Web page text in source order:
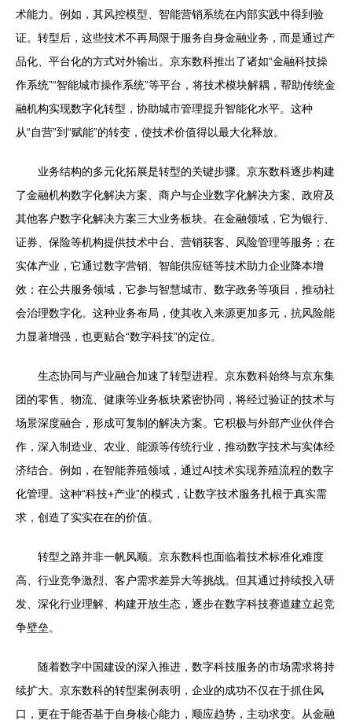
术能力。例如，其风控模型、智能营销系统在内部实践中得到验
证。转型后，这些技术不再局限于服务自身金融业务，而是通过产
品化、平台化的方式对外输出。京东数科推出了诸如“金融科技操
作系统”“智能城市操作系统”等平台，将技术模块解耦，帮助传统金
融机构实现数字化转型，协助城市管理提升智能化水平。这种
从“自营”到“赋能”的转变，使技术价值得以最大化释放。
业务结构的多元化拓展是转型的关键步骤。京东数科逐步构建
了金融机构数字化解决方案、商户与企业数字化解决方案、政府及
其他客户数字化解决方案三大业务板块。在金融领域，它为银行、
证券、保险等机构提供技术中台、营销获客、风险管理等服务；在
实体产业，它通过数字营销、智能供应链等技术助力企业降本增
效；在公共服务领域，它参与智慧城市、数字政务等项目，推动社
会治理数字化。这种业务布局，使其收入来源更加多元，抗风险能
力显著增强，也更贴合“数字科技”的定位。
生态协同与产业融合加速了转型进程。京东数科始终与京东集
团的零售、物流、健康等业务板块紧密协同，将经过验证的技术与
场景深度融合，形成可复制的解决方案。它积极与外部产业伙伴合
作，深入制造业、农业、能源等传统行业，推动数字技术与实体经
济结合。例如，在智能养殖领域，通过AI技术实现养殖流程的数字
化管理。这种“科技+产业”的模式，让数字技术服务扎根于真实需
求，创造了实实在在的价值。
转型之路并非一帆风顺。京东数科也面临着技术标准化难度
高、行业竞争激烈、客户需求差异大等挑战。但其通过持续投入研
发、深化行业理解、构建开放生态，逐步在数字科技赛道建立起竞
争壁垒。
随着数字中国建设的深入推进，数字科技服务的市场需求将持
续扩大。京东数科的转型案例表明，企业的成功不仅在于抓住风
口，更在于能否基于自身核心能力，顺应趋势，主动求变。从金融